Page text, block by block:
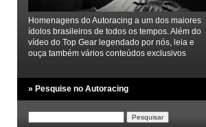
Homenagens do Autoracing a um dos maiores
ídolos brasileiros de todos os tempos. Além do
vídeo do Top Gear legendado por nós, leia e
ouça também vários conteúdos exclusivos
» Pesquise no Autoracing
Pesquisar
por: